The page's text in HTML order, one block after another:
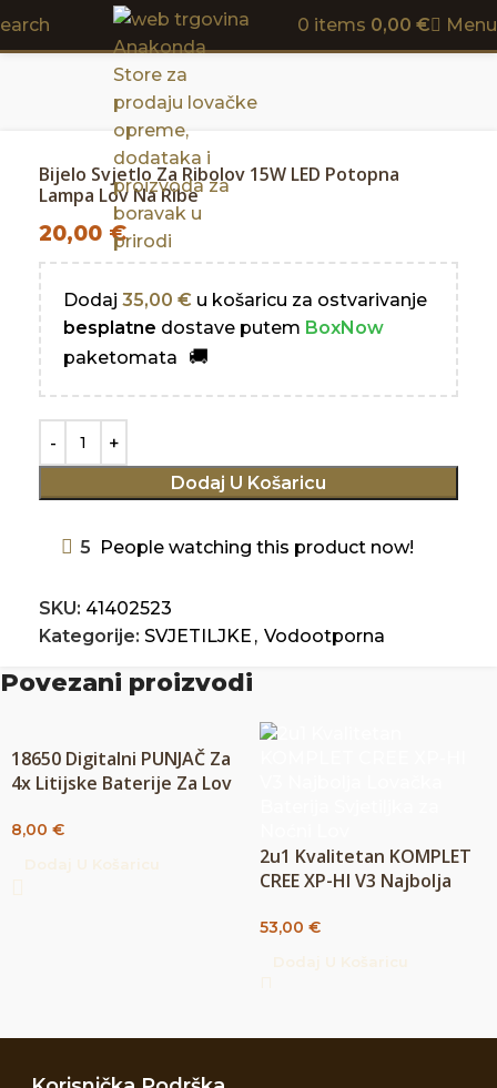
0 items 0,00 € Menu
Bijelo Svjetlo Za Ribolov 15W LED Potopna
Lampa Lov Na Ribe
20,00 €
Dodaj 35,00 € u košaricu za ostvarivanje
besplatne dostave putem BoxNow
paketomata
Dodaj U Košaricu
5 People watching this product now!
SKU: 41402523
Kategorije: SVJETILJKE , Vodootporna
Povezani proizvodi
18650 Digitalni PUNJAČ Za
4x Litijske Baterije Za Lov
8,00 €
2u1 Kvalitetan KOMPLET
CREE XP-HI V3 Najbolja
Noćni Lov
53,00 €